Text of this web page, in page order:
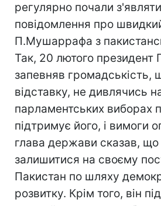
регулярно почали
повідомлення про
П.Мушаррафа з
Так, 20 лютого президент
запевняв громадськість,
відставку, не дивлячись
парламентських виборах
підтримує його, і вимоги
глава держави сказав, що
залишитися на своєму
Пакистан по шляху
розвитку. Крім того, він